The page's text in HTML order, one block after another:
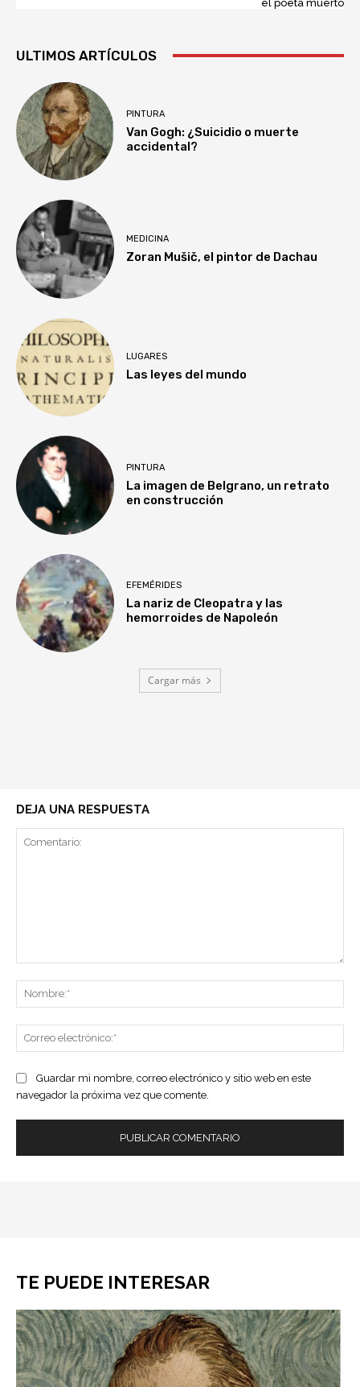
el poeta muerto
ULTIMOS ARTÍCULOS
PINTURA
Van Gogh: ¿Suicidio o muerte
accidental?
MEDICINA
Zoran Mušič, el pintor de Dachau
LUGARES
Las leyes del mundo
PINTURA
La imagen de Belgrano, un retrato
en construcción
EFEMÉRIDES
La nariz de Cleopatra y las
hemorroides de Napoleón
Cargar más
DEJA UNA RESPUESTA
Guardar mi nombre, correo electrónico y sitio web en este
navegador la próxima vez que comente.
TE PUEDE INTERESAR